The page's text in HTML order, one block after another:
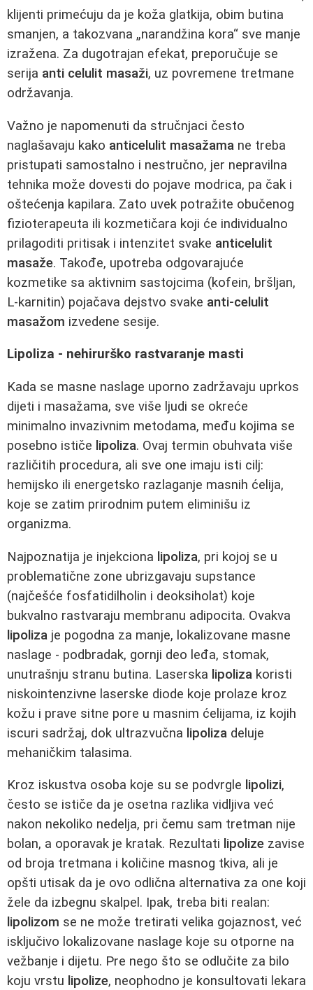
klijenti primećuju da je koža glatkija, obim butina
smanjen, a takozvana „narandžina kora“ sve manje
izražena. Za dugotrajan efekat, preporučuje se
serija anti celulit masaži, uz povremene tretmane
održavanja.
Važno je napomenuti da stručnjaci često
naglašavaju kako anticelulit masažama ne treba
pristupati samostalno i nestručno, jer nepravilna
tehnika može dovesti do pojave modrica, pa čak i
oštećenja kapilara. Zato uvek potražite obučenog
fizioterapeuta ili kozmetičara koji će individualno
prilagoditi pritisak i intenzitet svake anticelulit
masaže. Takođe, upotreba odgovarajuće
kozmetike sa aktivnim sastojcima (kofein, bršljan,
L-karnitin) pojačava dejstvo svake anti-celulit
masažom izvedene sesije.
Lipoliza - nehirurško rastvaranje masti
Kada se masne naslage uporno zadržavaju uprkos
dijeti i masažama, sve više ljudi se okreće
minimalno invazivnim metodama, među kojima se
posebno ističe lipoliza. Ovaj termin obuhvata više
različitih procedura, ali sve one imaju isti cilj:
hemijsko ili energetsko razlaganje masnih ćelija,
koje se zatim prirodnim putem eliminišu iz
organizma.
Najpoznatija je injekciona lipoliza, pri kojoj se u
problematične zone ubrizgavaju supstance
(najčešće fosfatidilholin i deoksiholat) koje
bukvalno rastvaraju membranu adipocita. Ovakva
lipoliza je pogodna za manje, lokalizovane masne
naslage - podbradak, gornji deo leđa, stomak,
unutrašnju stranu butina. Laserska lipoliza koristi
niskointenzivne laserske diode koje prolaze kroz
kožu i prave sitne pore u masnim ćelijama, iz kojih
iscuri sadržaj, dok ultrazvučna lipoliza deluje
mehaničkim talasima.
Kroz iskustva osoba koje su se podvrgle lipolizi,
često se ističe da je osetna razlika vidljiva već
nakon nekoliko nedelja, pri čemu sam tretman nije
bolan, a oporavak je kratak. Rezultati lipolize zavise
od broja tretmana i količine masnog tkiva, ali je
opšti utisak da je ovo odlična alternativa za one koji
žele da izbegnu skalpel. Ipak, treba biti realan:
lipolizom se ne može tretirati velika gojaznost, već
isključivo lokalizovane naslage koje su otporne na
vežbanje i dijetu. Pre nego što se odlučite za bilo
koju vrstu lipolize, neophodno je konsultovati lekara